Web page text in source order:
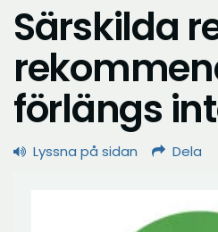
Särskilda
förlängs
Lyssna på sidan Dela